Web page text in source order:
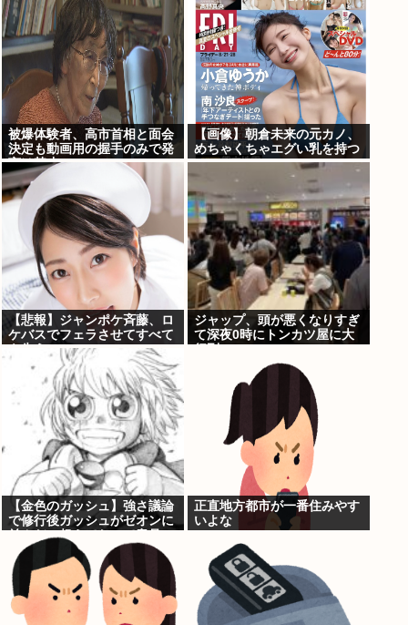
被爆体験者、高市首相と面会
決定も動画用の握手のみで発
言は禁止www
【画像】朝倉未来の元カノ、
めちゃくちゃエグい乳を持つ
【悲報】ジャンポケ斉藤、ロ
ケバスでフェラさせてすべて
ジャップ、頭が悪くなりすぎ
て深夜0時にトンカツ屋に大
【金色のガッシュ】強さ議論
で修行後ガッシュがゼオンに
並んだ、超えてたって意見に
納得いかないんだけど
正直地方都市が一番住みやす
いよな